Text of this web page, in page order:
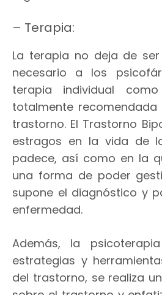
– Terapia:
La terapia no deja de
necesario a los
terapia individual
totalmente
trastorno. El Trastorno
estragos en la vida de
padece, así como en la
una forma de poder
supone el diagnóstico y
enfermedad.
Además, la
estrategias y
del trastorno, se realiza